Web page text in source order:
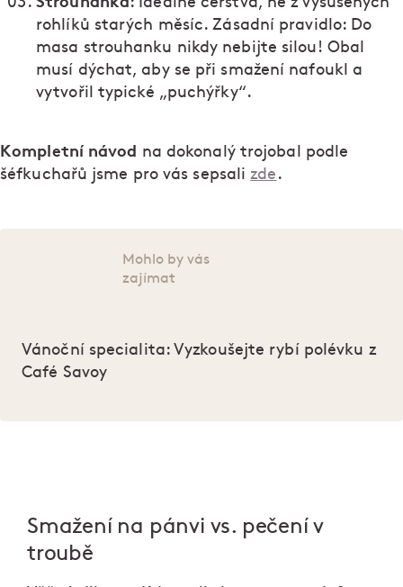
rohlíků starých měsíc. Zásadní pravidlo: Do
masa strouhanku nikdy nebijte silou! Obal
musí dýchat, aby se při smažení nafoukl a
vytvořil typické „puchýřky“.
Kompletní návod na dokonalý trojobal podle
šéfkuchařů jsme pro vás sepsali zde .
Mohlo by vás
zajímat
Vánoční specialita: Vyzkoušejte rybí polévku z
Café Savoy
Smažení na pánvi vs. pečení v
troubě